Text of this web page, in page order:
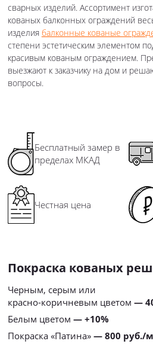
сварных изделий. Ассортимент
кованых балконных ограждений
изделия балконные кованые
степени эстетическим элементом
красивым кованым ограждением.
выезжают к заказчику на дом и
вопросы.
Бесплатный замер в
пределах МКАД
Честная цена
Покраска кованых
Черным, серым или
красно-коричневым цветом —
Белым цветом — +10%
Покраска «Патина» — 800 руб./